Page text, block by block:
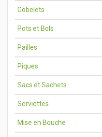
Gobelets
Pots et Bols
Pailles
Piques
Sacs et Sachets
Serviettes
Mise en Bouche